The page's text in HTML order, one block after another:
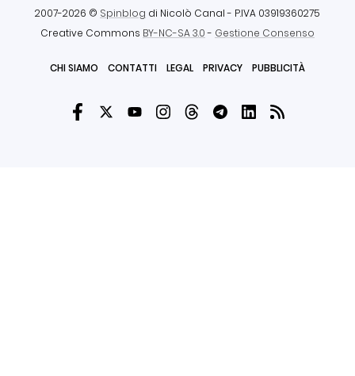
2007-2026 © Spinblog di Nicolò Canal - P.IVA 03919360275
Creative Commons BY-NC-SA 3.0- Gestione Consenso
CHI SIAMO CONTATTI LEGAL PRIVACY PUBBLICITÀ